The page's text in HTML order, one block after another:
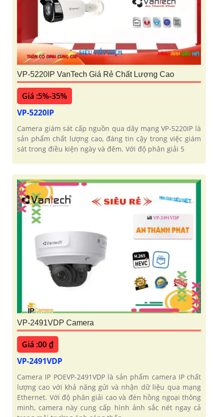
VP-5220IP VanTech Giá Rẻ Chất Lượng Cao
Giá :5%-35%
VP-5220IP
Camera giám sát cấp nguồn qua dây mạng VP-5220IP là
sản phẩm chất lượng cao, đáng tin cậy trong việc giám
sát trong điều kiện ngày và đêm. Với độ phân giải 5
VP-2491VDP Camera
Giá :00 ₫
VP-2491VDP
Camera IP POEVP-2491VDP là sản phẩm camera IP chất
lượng cao với khả năng gửi và nhận dữ liệu qua mạng
Ethernet. Với độ phân giải cao và đèn hồng ngoại thông
minh, camera này cung cấp hình ảnh sắc nét ngay cả